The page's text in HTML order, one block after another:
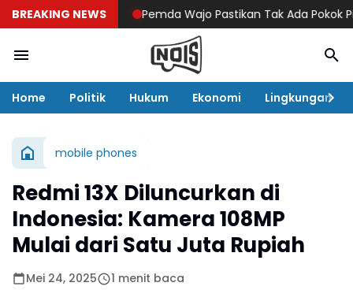
BREAKING NEWS Pemda Wajo Pastikan Tak Ada Pokok
Home Politik Hukum Ekonomi Lingkungan
mobile phones
Redmi 13X Diluncurkan di
Indonesia: Kamera 108MP
Mulai dari Satu Juta Rupiah
Mei 24, 2025 1 menit baca